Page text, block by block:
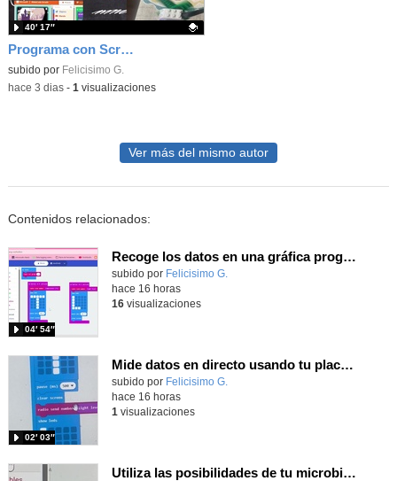
Programa con Scratch juegos con los partidos del mundial 2026 ganados por España
Contenido educativo.
subido por Felicisimo G.
40′ 17″
-hace 3 dias- 1 visualizaciones
Ver más del mismo autor
Contenidos relacionados:
Recoge los datos en una gráfica programando tu placa microbit con MakeCode y conoce la Tª y nivel de luz en este eclipse
Contenido educativo.
subido por Felicisimo G.
04′ 54″
hace 16 horas
16visualizaciones
Mide datos en directo usando tu placa microbit y programando con MakeCode dos placas conectadas por radio
Contenido educativo.
subido por Felicisimo G.
02′ 03″
hace 16 horas
1 visualizaciones
Utiliza las posibilidades de tu microbit programando com MakeCode para medir temperatura y nivel de luz con Datalogger